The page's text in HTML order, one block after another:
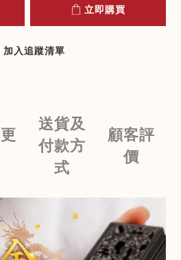
立即購買
加入追蹤清單
送貨及
付款方
式
顧客評
價